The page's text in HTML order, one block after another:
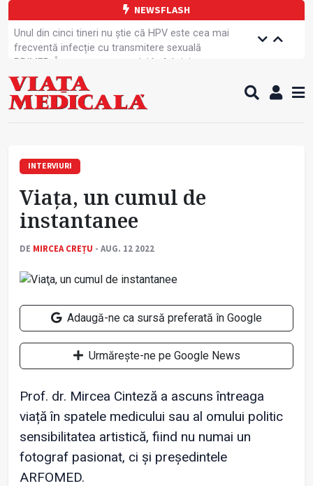
NEWSFLASH
Unul din cinci tineri nu știe că HPV este cea mai
frecventă infecție cu transmitere sexuală
PRIMER: Întreruperea energiei în fabrici ar pune
pacienții în pericol
Subiecte unice la examenul de specialist
Comercializarea unor medicamente, blocată
caniculă?
Un nou studiu pentru testarea unui vaccin împotriva
tulpinei Bundibugyo a virusului Ebola
Alăptarea, esențială pentru sănătatea mamei și
Concursul Internațional George Enescu, la ceas
INTERVIURI
Viaţa, un cumul de
instantanee
DE MIRCEA CREȚU - AUG. 12 2022
Adaugă-ne ca sursă preferată în Google
Urmărește-ne pe Google News
Prof. dr. Mircea Cinteză a ascuns întreaga
viață în spatele medicului sau al omului politic
sensibilitatea artistică, fiind nu numai un
fotograf pasionat, ci și președintele
ARFOMED.